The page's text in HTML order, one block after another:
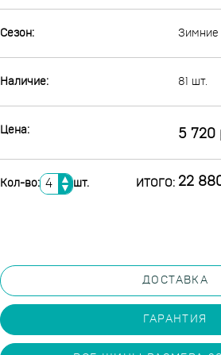
Сезон: Зимние
Наличие: 81 шт.
Цена: 5 720
Кол-во: ▲
▼ шт. ИТОГО: 22
ДОСТАВКА
ГАРАНТИЯ